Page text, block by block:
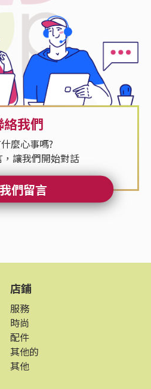
絡我們
麼心事嗎?
讓我們開始對話
們留言
店鋪
服務
時尚
配件
其他的
其他